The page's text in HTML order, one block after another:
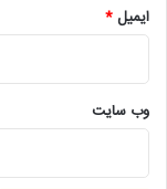
• اعلام توقف دو شب
ایمیل*
وب‌ سایت